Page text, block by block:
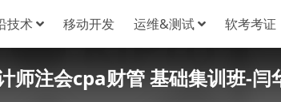
技术 移动开发 运维&测试 软考考证
师注会cpa财管 基础集训班-闫